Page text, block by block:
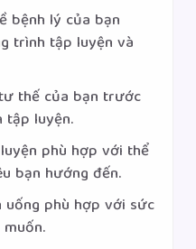
bệnh lý của bạn
trình tập luyện và
thế của bạn trước
luyện.
phù hợp với thể
bạn hướng đến.
phù hợp với sức